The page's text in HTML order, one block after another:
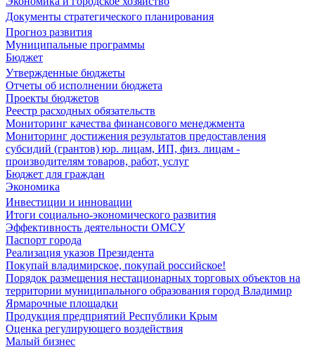
Документы стратегического планирования
Прогноз развития
Муниципальные программы
Бюджет
Утвержденные бюджеты
Отчеты об исполнении бюджета
Проекты бюджетов
Реестр расходных обязательств
Мониторинг качества финансового менеджмента
Мониторинг достижения результатов предоставления
субсидий (грантов) юр. лицам, ИП, физ. лицам -
производителям товаров, работ, услуг
Бюджет для граждан
Экономика
Инвестиции и инновации
Итоги социально-экономического развития
Эффективность деятельности ОМСУ
Паспорт города
Реализация указов Президента
Покупай владимирское, покупай российское!
Порядок размещения нестационарных торговых объектов на
территории муниципального образования город Владимир
Ярмарочные площадки
Продукция предприятий Республики Крым
Оценка регулирующего воздействия
Малый бизнес